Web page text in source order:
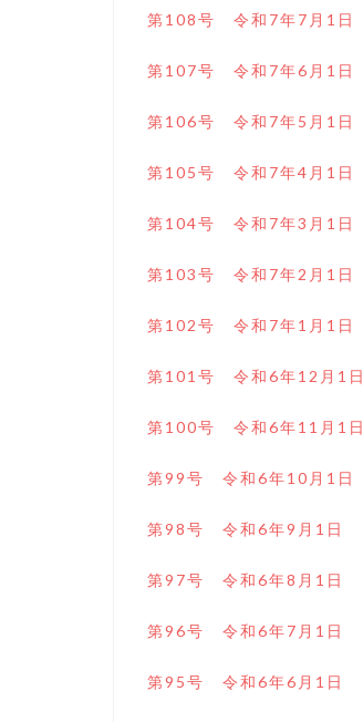
第108号 令和7年7月1日
第107号 令和7年6月1日
第106号 令和7年5月1日
第105号 令和7年4月1日
第104号 令和7年3月1日
第103号 令和7年2月1日
第102号 令和7年1月1日
第101号 令和6年12月1日
第100号 令和6年11月1日
第99号 令和6年10月1日
第98号 令和6年9月1日
第97号 令和6年8月1日
第96号 令和6年7月1日
第95号 令和6年6月1日